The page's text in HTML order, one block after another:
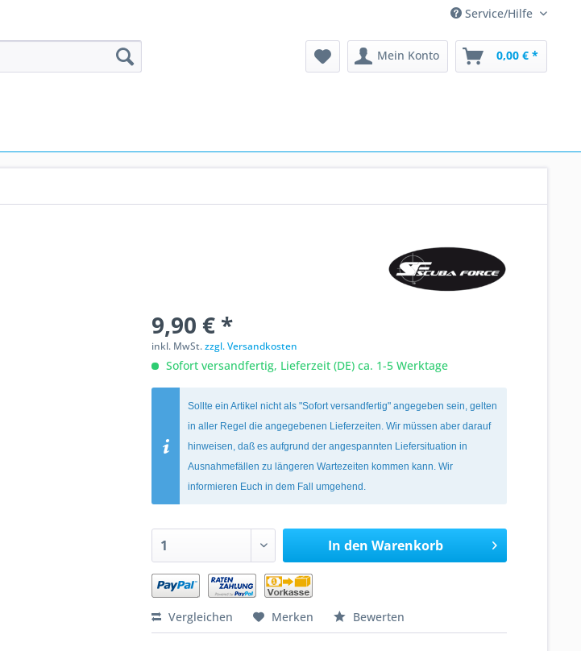
Service/Hilfe
Mein Konto 0,00 € *
9,90 € *
inkl. MwSt.zzgl. Versandkosten
Sofort versandfertig, Lieferzeit (DE) ca. 1-5 Werktage
Sollte ein Artikel nicht als "Sofort versandfertig" angegeben sein, gelten
in aller Regel die angegebenen Lieferzeiten. Wir müssen aber darauf
hinweisen, daß es aufgrund der angespannten Liefersituation in
Ausnahmefällen zu längeren Wartezeiten kommen kann. Wir
informieren Euch in dem Fall umgehend.
In den Warenkorb
Vergleichen Merken Bewerten